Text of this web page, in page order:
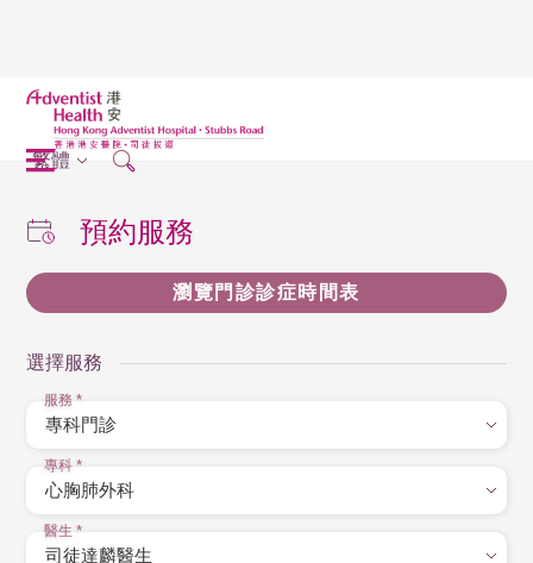
繁體
預約服務
瀏覽門診診症時間表
選擇服務
服務*
專科*
醫生*